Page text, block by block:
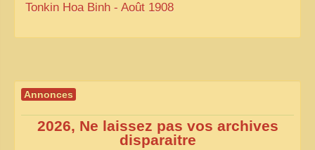
Tonkin Hoa Binh - Août 1908
Annonces
2026, Ne laissez pas vos archives
disparaitre